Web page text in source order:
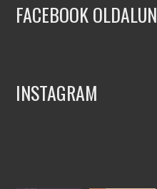
FACEBOOK
INSTAGRAM